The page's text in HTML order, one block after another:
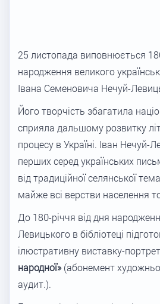
25 листопада виповнюється
народження великого
Івана Семеновича Нечуй-
Його творчість збагатила
сприяла дальшому розвитку
процесу в Україні. Іван Нечуй-
перших серед українських
від традиційної селянської
майже всі верстви населення
До 180-річчя від дня
Левицького в бібліотеці
ілюстративну виставку-портрет
народної»(абонемент
аудит.).